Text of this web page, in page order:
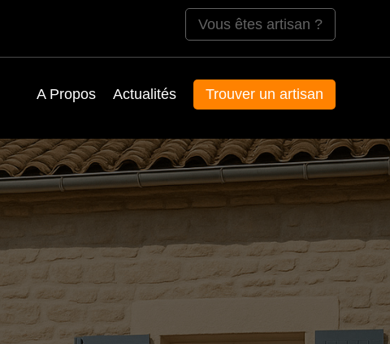
Vous êtes artisan ?
A Propos Actualités Trouver un artisan